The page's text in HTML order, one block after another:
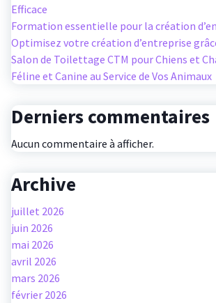
Efficace
Formation essentielle pour la création
Optimisez votre création d’entreprise
Salon de Toilettage CTM pour Chiens et
Féline et Canine au Service de Vos Animaux
Derniers commentaires
Aucun commentaire à afficher.
Archive
juillet 2026
juin 2026
mai 2026
avril 2026
mars 2026
février 2026